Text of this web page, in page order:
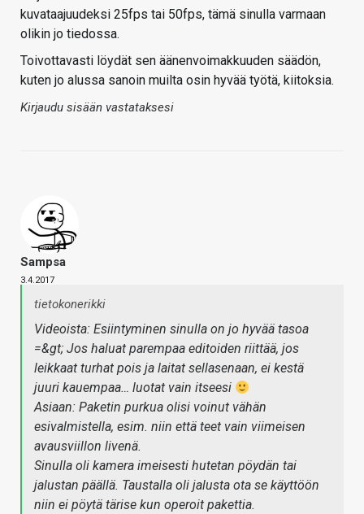
kuvataajuudeksi 25fps tai 50fps, tämä sinulla varmaan
olikin jo tiedossa.
Toivottavasti löydät sen äänenvoimakkuuden säädön,
kuten jo alussa sanoin muilta osin hyvää työtä, kiitoksia.
Kirjaudu sisään vastataksesi
Sampsa
3.4.2017
tietokonerikki
Videoista: Esiintyminen sinulla on jo hyvää tasoa
=&gt; Jos haluat parempaa editoiden riittää, jos
leikkaat turhat pois ja laitat sellasenaan, ei kestä
juuri kauempaa… luotat vain itseesi
Asiaan: Paketin purkua olisi voinut vähän
esivalmistella, esim. niin että teet vain viimeisen
avausviillon livenä.
Sinulla oli kamera imeisesti hutetan pöydän tai
jalustan päällä. Taustalla oli jalusta ota se käyttöön
niin ei pöytä tärise kun operoit pakettia.